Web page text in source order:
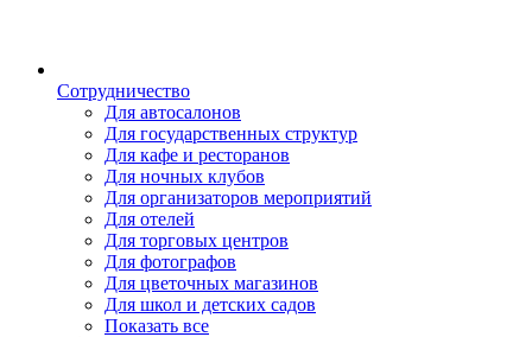
Сотрудничество
Для автосалонов
Для государственных структур
Для кафе и ресторанов
Для ночных клубов
Для организаторов мероприятий
Для отелей
Для торговых центров
Для фотографов
Для цветочных магазинов
Для школ и детских садов
Показать все